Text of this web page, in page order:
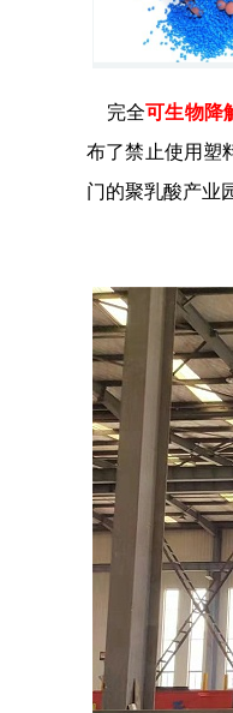
完全可生物降
布了禁止使用塑
门的聚乳酸产业